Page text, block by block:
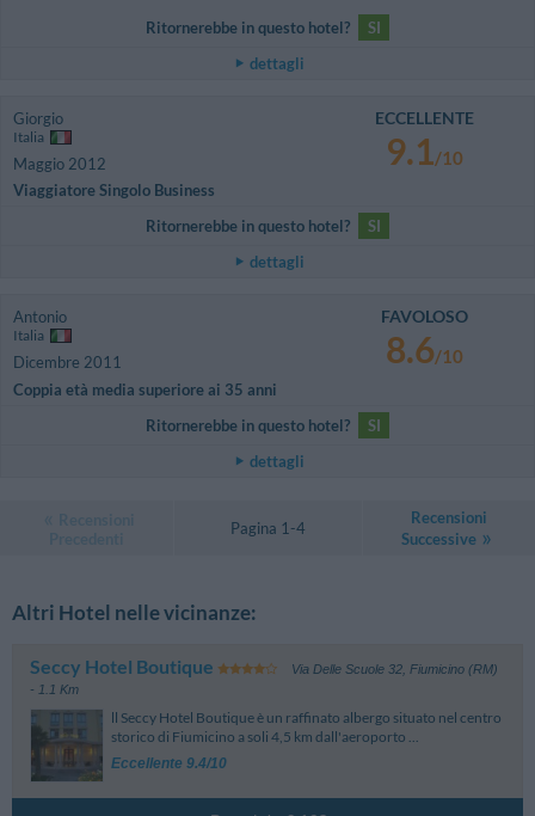
Ritornerebbe in questo hotel?
SI
dettagli
Giorgio
Italia
Maggio 2012
Viaggiatore Singolo Business
ECCELLENTE
9.1/10
Ritornerebbe in questo hotel?
SI
dettagli
Antonio
Italia
Dicembre 2011
Coppia età media superiore ai 35 anni
FAVOLOSO
8.6/10
Ritornerebbe in questo hotel?
SI
dettagli
Pagina 1-4
Recensioni
Successive
Altri Hotel nelle vicinanze:
Seccy Hotel Boutique Via Delle Scuole 32, Fiumicino (RM)
- 1.1 Km
ll Seccy Hotel Boutique è un raffinato albergo situato nel centro
storico di Fiumicino a soli 4,5 km dall'aeroporto ...
Eccellente 9.4/10